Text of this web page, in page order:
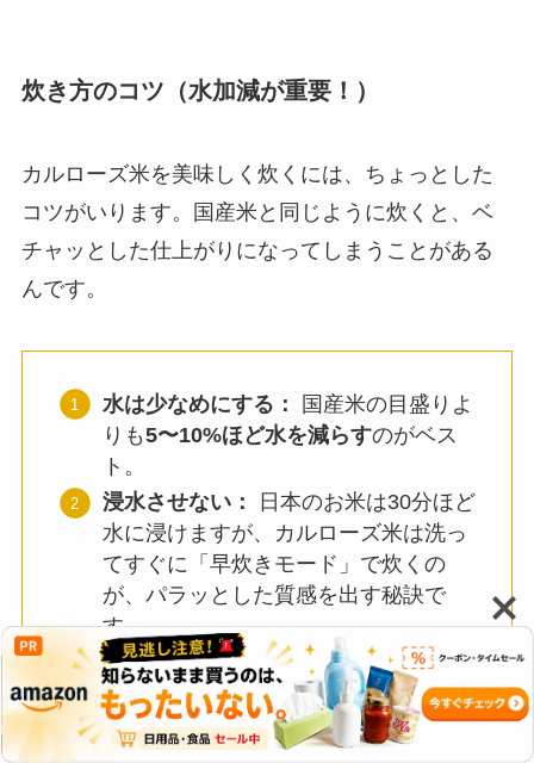
炊き方のコツ（水加減が重要！）
カルローズ米を美味しく炊くには、ちょっとした
コツがいります。国産米と同じように炊くと、ベ
チャッとした仕上がりになってしまうことがある
んです。
水は少なめにする：
国産米の目盛りよ
りも5〜10%ほど水を減らすのがベス
ト。
浸水させない：
日本のお米は30分ほど
水に浸けますが、カルローズ米は洗っ
てすぐに「早炊きモード」で炊くの
が、パラッとした質感を出す秘訣で
す。
油や塩を少し足す：
パエリアやピラフ
にするなら、炊くときにオリーブオイ
ルを一垂らしすると、ツヤと香りが格
段に良くなります。